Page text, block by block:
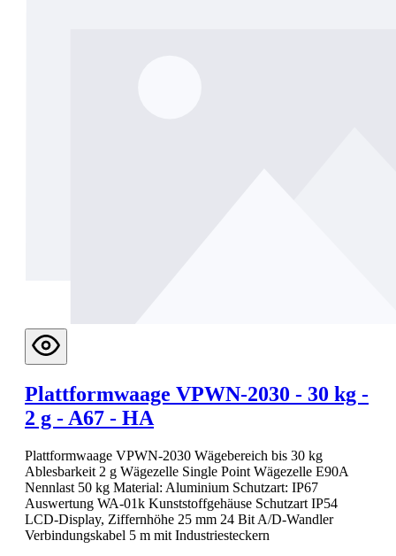
Plattformwaage VPWN-2030 - 30 kg -
2 g - A67 - HA
Plattformwaage VPWN-2030 Wägebereich bis 30 kg
Ablesbarkeit 2 g Wägezelle Single Point Wägezelle E90A
Nennlast 50 kg Material: Aluminium Schutzart: IP67
Auswertung WA-01k Kunststoffgehäuse Schutzart IP54
LCD-Display, Ziffernhöhe 25 mm 24 Bit A/D-Wandler
Verbindungskabel 5 m mit Industriesteckern